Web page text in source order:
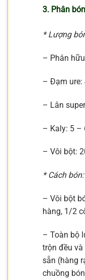
3. Phân bón
* Lượng
– Phân
– Đạm ure:
– Lân
– Kaly: 5 –
– Vôi bột:
* Cách bón:
– Vôi bột
hàng, 1/2
– Toàn bộ
trộn đều
sẵn (hàng
chuồng